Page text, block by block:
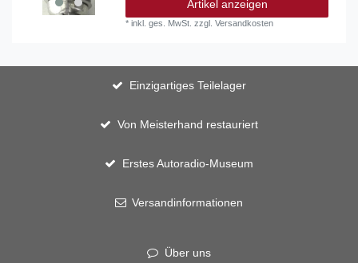
Artikel anzeigen
*inkl. ges. MwSt. zzgl.Versandkosten
Einzigartiges Teilelager
Von Meisterhand restauriert
Erstes Autoradio-Museum
Versandinformationen
Über uns